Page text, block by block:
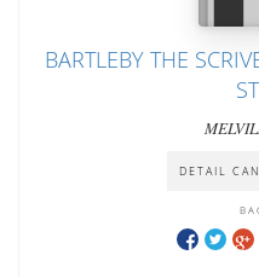
BARTLEBY THE
DETAIL